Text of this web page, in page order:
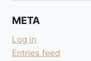
META
Log in
Entries feed